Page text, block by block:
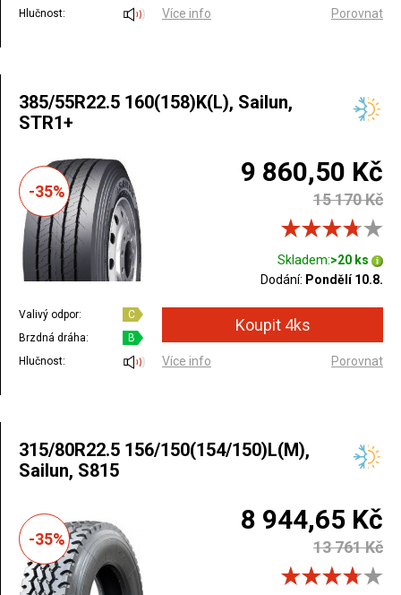
Hlučnost:
Více info Porovnat
385/55R22.5 160(158)K(L), Sailun,
STR1+
-35%
9 860,50 Kč
15 170 Kč
Skladem:>20 ks
Dodání: Pondělí 10.8.
Valivý odpor:
C
Brzdná dráha:
B
Hlučnost:
Více info Porovnat
315/80R22.5 156/150(154/150)L(M),
Sailun, S815
-35%
8 944,65 Kč
13 761 Kč